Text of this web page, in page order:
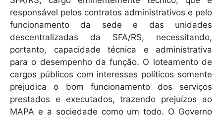
responsável pelos contratos administrativos e pelo
funcionamento da sede e das unidades
descentralizadas da SFA/RS, necessitando,
portanto, capacidade técnica e administrativa
para o desempenho da função. O loteamento de
cargos públicos com interesses políticos somente
prejudica o bom funcionamento dos serviços
prestados e executados, trazendo prejuízos ao
MAPA e a sociedade como um todo. O Governo